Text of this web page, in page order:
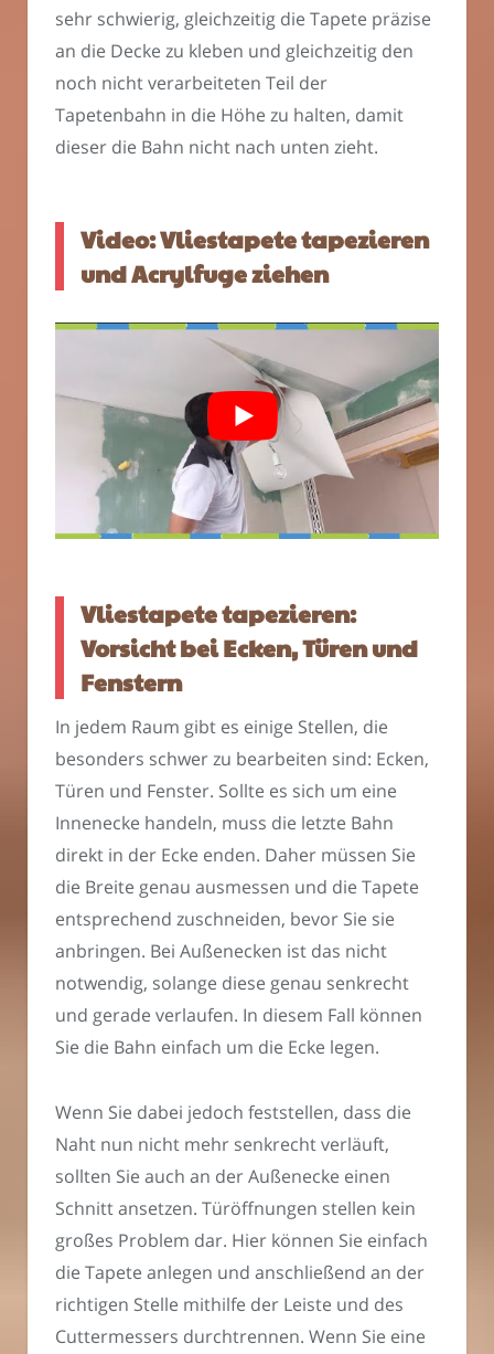
sehr schwierig, gleichzeitig die Tapete präzise
an die Decke zu kleben und gleichzeitig den
noch nicht verarbeiteten Teil der
Tapetenbahn in die Höhe zu halten, damit
dieser die Bahn nicht nach unten zieht.
Video: Vliestapete tapezieren
und Acrylfuge ziehen
Vliestapete tapezieren:
Vorsicht bei Ecken, Türen und
Fenstern
In jedem Raum gibt es einige Stellen, die
besonders schwer zu bearbeiten sind: Ecken,
Türen und Fenster. Sollte es sich um eine
Innenecke handeln, muss die letzte Bahn
direkt in der Ecke enden. Daher müssen Sie
die Breite genau ausmessen und die Tapete
entsprechend zuschneiden, bevor Sie sie
anbringen. Bei Außenecken ist das nicht
notwendig, solange diese genau senkrecht
und gerade verlaufen. In diesem Fall können
Sie die Bahn einfach um die Ecke legen.
Wenn Sie dabei jedoch feststellen, dass die
Naht nun nicht mehr senkrecht verläuft,
sollten Sie auch an der Außenecke einen
Schnitt ansetzen. Türöffnungen stellen kein
großes Problem dar. Hier können Sie einfach
die Tapete anlegen und anschließend an der
richtigen Stelle mithilfe der Leiste und des
Cuttermessers durchtrennen. Wenn Sie eine